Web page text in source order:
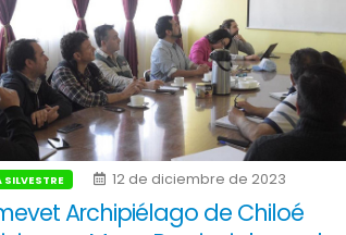
SILVESTRE 12 de diciembre de 2023
Archipiélago de Chiloé